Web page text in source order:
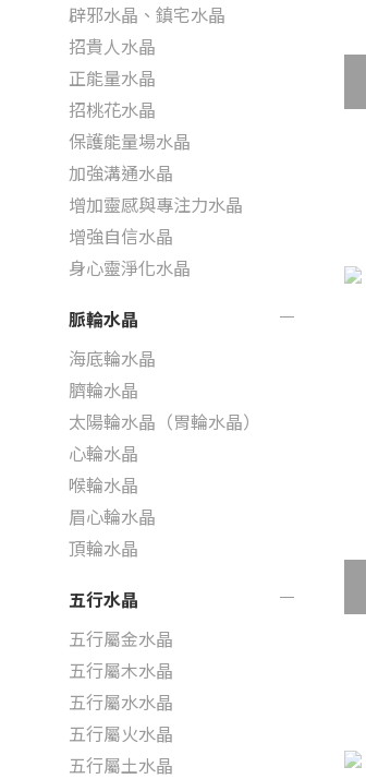
辟邪水晶、鎮宅水晶
招貴人水晶
正能量水晶
招桃花水晶
保護能量場水晶
加強溝通水晶
增加靈感與專注力水晶
增強自信水晶
身心靈淨化水晶
脈輪水晶
海底輪水晶
臍輪水晶
太陽輪水晶（胃輪水晶）
心輪水晶
喉輪水晶
眉心輪水晶
頂輪水晶
五行水晶
五行屬金水晶
五行屬木水晶
五行屬水水晶
五行屬火水晶
五行屬土水晶